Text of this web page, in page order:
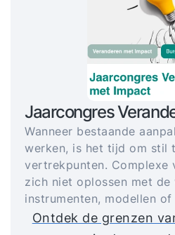
Jaarcongres
Wanneer bestaande
werken, is het tijd om stil
vertrekpunten. Complexe
zich niet oplossen met
instrumenten, modellen of
Ontdek de grenzen